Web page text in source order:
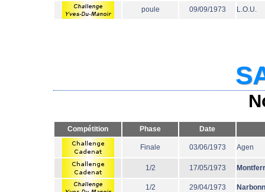
poule 09/09/1973 L.O.U.
Compétition Phase Date
Finale 03/06/1973 Agen
1/2 17/05/1973
1/2 29/04/1973